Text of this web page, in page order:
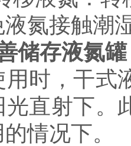
氮接触潮
储存液氮罐
，干式液
直射下。
情况下。